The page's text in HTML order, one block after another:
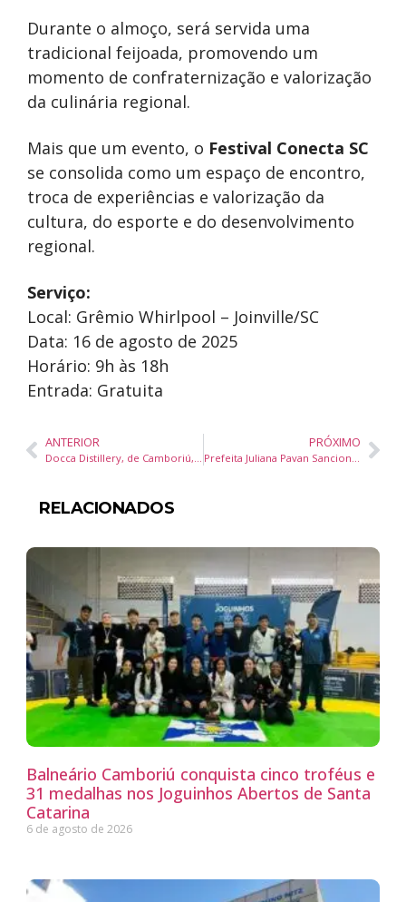
Durante o almoço, será servida uma
tradicional feijoada, promovendo um
momento de confraternização e valorização
da culinária regional.
Mais que um evento, o Festival Conecta SC
se consolida como um espaço de encontro,
troca de experiências e valorização da
cultura, do esporte e do desenvolvimento
regional.
Serviço:
Local: Grêmio Whirlpool – Joinville/SC
Data: 16 de agosto de 2025
Horário: 9h às 18h
Entrada: Gratuita
ANTERIOR
Docca Distillery, de Camboriú, conquista duplo ouro e é a destilaria mais premiada do Brasil Spirits Cup 2025
PRÓXIMO
Prefeita Juliana Pavan Sanciona Leis que Reforçam o BC Criativo e Reconhecem o Boi de Mamão como Patrimônio Cultural de Balneário Camboriú
RELACIONADOS
Balneário Camboriú conquista cinco troféus e
31 medalhas nos Joguinhos Abertos de Santa
Catarina
6 de agosto de 2026